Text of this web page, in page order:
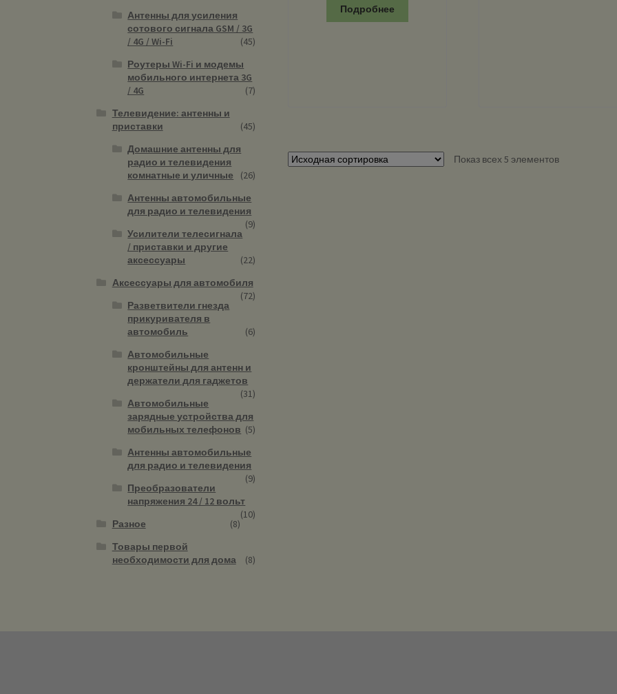
Подробнее
Показ всех 5 элементов
Антенны для усиления
сотового сигнала GSM / 3G
/ 4G / Wi-Fi
(45)
Роутеры Wi-Fi и модемы
мобильного интернета 3G
/ 4G
(7)
Телевидение: антенны и
приставки
(45)
Домашние антенны для
радио и телевидения
комнатные и уличные
(26)
Антенны автомобильные
для радио и телевидения
(9)
Усилители телесигнала
/ приставки и другие
аксессуары
(22)
Аксессуары для автомобиля
(72)
Разветвители гнезда
прикуривателя в
автомобиль
(6)
Автомобильные
кронштейны для антенн и
держатели для гаджетов
(31)
Автомобильные
зарядные устройства для
мобильных телефонов (5)
Антенны автомобильные
для радио и телевидения
(9)
Преобразователи
напряжения 24 / 12 вольт
(10)
Разное
(8)
Товары первой
необходимости для дома
(8)